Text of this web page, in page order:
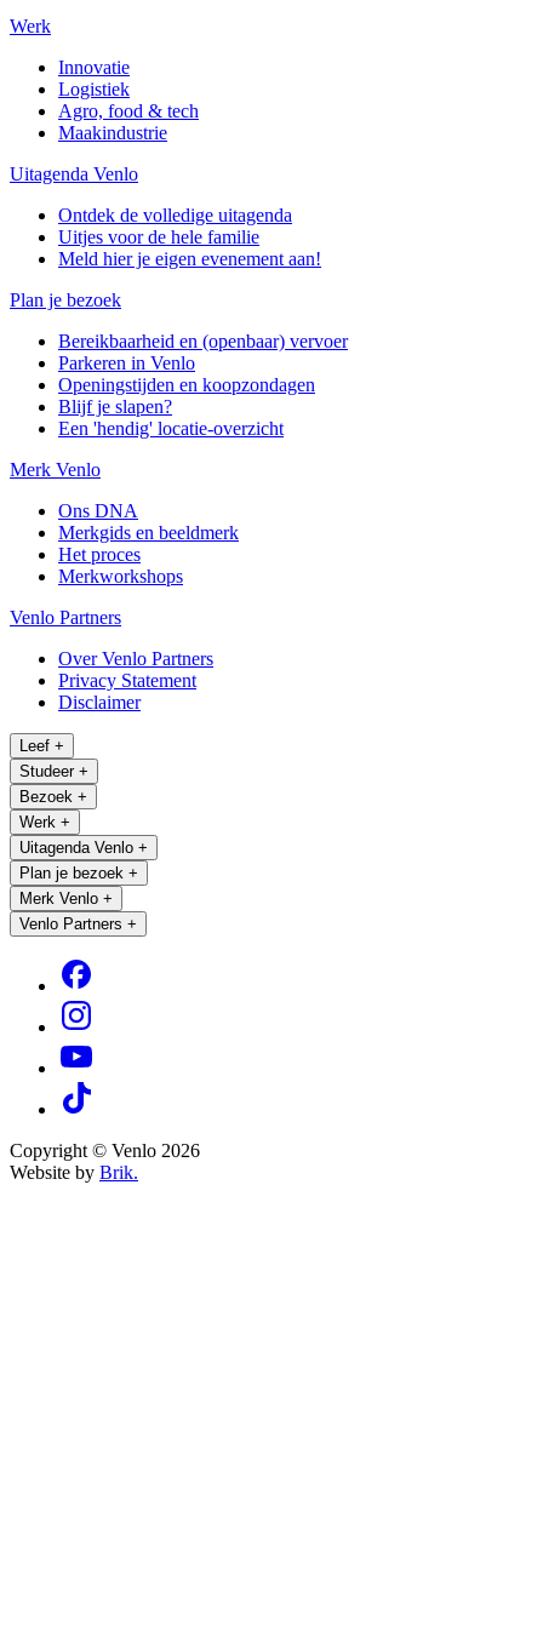
Werk
Innovatie
Logistiek
Agro, food & tech
Maakindustrie
Uitagenda Venlo
Ontdek de volledige uitagenda
Uitjes voor de hele familie
Meld hier je eigen evenement aan!
Plan je bezoek
Bereikbaarheid en (openbaar) vervoer
Parkeren in Venlo
Openingstijden en koopzondagen
Blijf je slapen?
Een 'hendig' locatie-overzicht
Merk Venlo
Ons DNA
Merkgids en beeldmerk
Het proces
Merkworkshops
Venlo Partners
Over Venlo Partners
Privacy Statement
Disclaimer
Leef +
Studeer +
Bezoek +
Werk +
Uitagenda Venlo +
Plan je bezoek +
Merk Venlo +
Venlo Partners +
Copyright © Venlo 2026
Website by Brik.